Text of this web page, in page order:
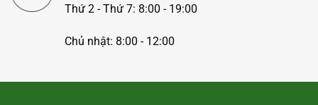
Thứ 2 - Thứ 7: 8:00 - 19:00
Chủ nhật: 8:00 - 12:00